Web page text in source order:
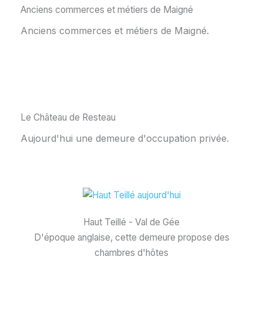
Anciens commerces et métiers de Maigné
Anciens commerces et métiers de Maigné.
Le Château de Resteau
Aujourd'hui une demeure d'occupation privée.
Haut Teillé - Val de Gée
D'époque anglaise, cette demeure propose des
chambres d'hôtes